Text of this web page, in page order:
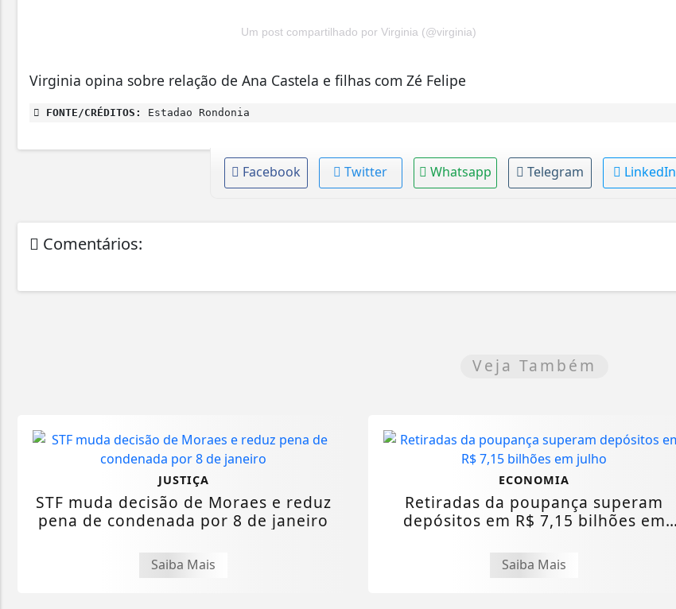
Um post compartilhado por Virginia (@virginia)
Virginia opina sobre relação de Ana Castela e filhas com Zé Felipe
FONTE/CRÉDITOS: Estadao Rondonia
Facebook Twitter Whatsapp Telegram LinkedIn
Comentários:
Veja Também
JUSTIÇA
STF muda decisão de Moraes e reduz
pena de condenada por 8 de janeiro
Saiba Mais
ECONOMIA
Retiradas da poupança superam
depósitos em R$ 7,15 bilhões em
Saiba Mais